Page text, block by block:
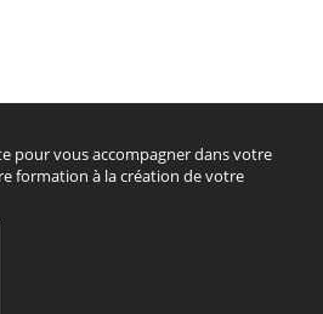
pour vous accompagner dans votre
formation à la création de votre